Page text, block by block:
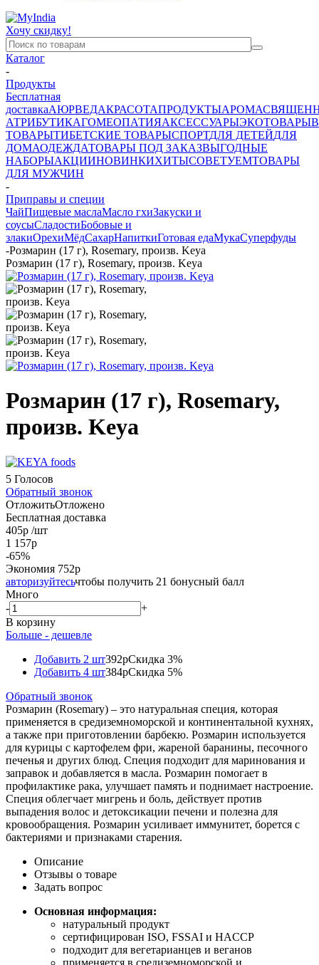
Хочу скидку!
Каталог
-
Продукты
Бесплатная
доставкаАЮРВЕДАКРАСОТАПРОДУКТЫАРОМА
АТРИБУТИКАГОМЕОПАТИЯАКСЕССУАРЫЭКОТОВАРЫ
ТОВАРЫТИБЕТСКИЕ ТОВАРЫСПОРТДЛЯ ДЕТЕЙДЛЯ
ДОМАОДЕЖДАТОВАРЫ ПОД ЗАКАЗВЫГОДНЫЕ
НАБОРЫАКЦИИНОВИНКИХИТЫСОВЕТУЕМТОВАРЫ
ДЛЯ МУЖЧИН
-
Приправы и специи
ЧайПищевые маслаМасло гхиЗакуски и
соусыСладостиБобовые и
злакиОрехиМёдСахарНапиткиГотовая едаМукаСуперфуды
-Розмарин (17 г), Rosemary, произв. Keya
Розмарин (17 г), Rosemary, произв. Keya
Розмарин (17 г), Rosemary,
произв. Keya
5 Голосов
Обратный звонок
ОтложитьОтложено
Бесплатная доставка
405р /шт
1 157р
-65%
Экономия 752р
авторизуйтесьчтобы получить 21 бонусный балл
Много
-
+
В корзину
Больше - дешевле
Добавить 2 шт392рСкидка 3%
Добавить 4 шт384рСкидка 5%
Обратный звонок
Розмарин (Rosemary) – это натуральная специя, которая
применяется в средиземноморской и континентальной кухнях,
а также при приготовлении барбекю. Розмарин используется
для курицы с картофелем фри, жареной баранины, песочного
печенья и других блюд. Специя подходит для маринования и
заправок и добавляется в масла. Розмарин помогает в
профилактике рака, улучшает память и поднимает настроение.
Специя облегчает мигрень и боль, действует против
выпадения волос и детоксикации печени и полезна для
кровообращения. Розмарин усиливает иммунитет, борется с
бактериями и признаками старения.
Описание
Отзывы о товаре
Задать вопрос
Основная информация:
натуральный продукт
сертифицирован ISO, FSSAI и HACCP
подходит для вегетарианцев и веганов
применяется в средиземноморской и